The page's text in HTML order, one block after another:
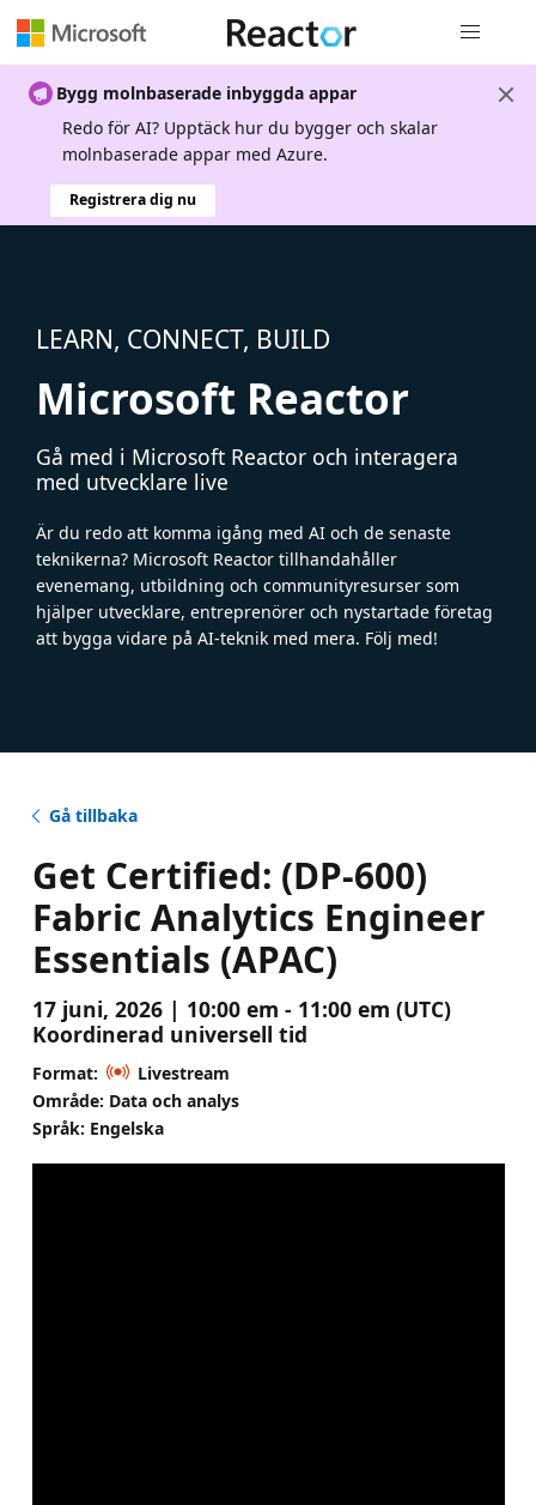
Bygg molnbaserade inbyggda appar
Redo för AI? Upptäck hur du bygger och skalar
molnbaserade appar med Azure.
Registrera dig nu
LEARN, CONNECT, BUILD
Microsoft Reactor
Gå med i Microsoft Reactor och interagera
med utvecklare live
Är du redo att komma igång med AI och de senaste
teknikerna? Microsoft Reactor tillhandahåller
evenemang, utbildning och communityresurser som
hjälper utvecklare, entreprenörer och nystartade företag
att bygga vidare på AI-teknik med mera. Följ med!
Gå tillbaka
Get Certified: (DP-600)
Fabric Analytics Engineer
Essentials (APAC)
17 juni, 2026 | 10:00 em - 11:00 em (UTC)
Koordinerad universell tid
Format:
Livestream
Område: Data och analys
Språk: Engelska